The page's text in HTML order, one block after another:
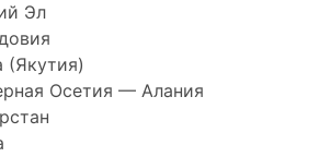
Эл
(Якутия)
Осетия — Алания